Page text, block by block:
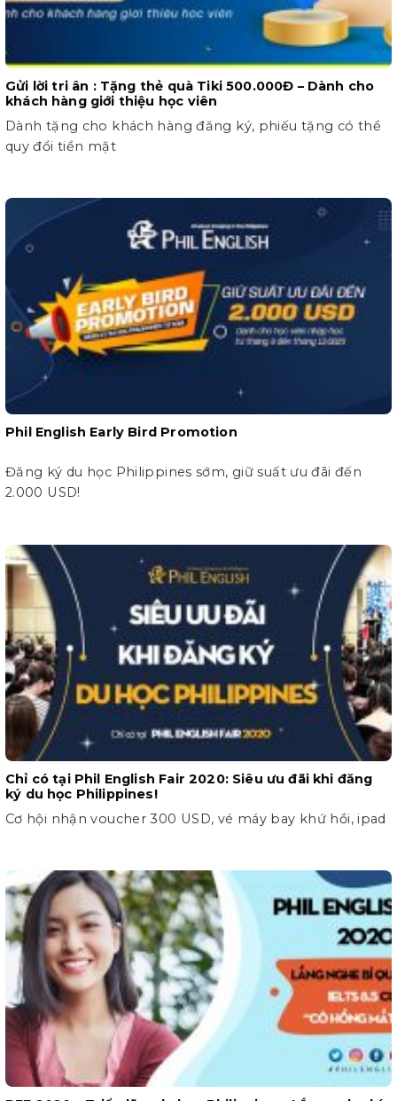
Gửi lời tri ân : Tặng thẻ quà Tiki 500.000Đ – Dành cho
khách hàng giới thiệu học viên
Dành tặng cho khách hàng đăng ký, phiếu tặng có thể
quy đổi tiền mặt
Phil English Early Bird Promotion
Đăng ký du học Philippines sớm, giữ suất ưu đãi đến
2.000 USD!
Chỉ có tại Phil English Fair 2020: Siêu ưu đãi khi đăng
ký du học Philippines!
Cơ hội nhận voucher 300 USD, vé máy bay khứ hồi, ipad